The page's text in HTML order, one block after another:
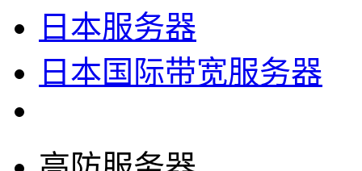
日本服务器
日本国际带宽服务器